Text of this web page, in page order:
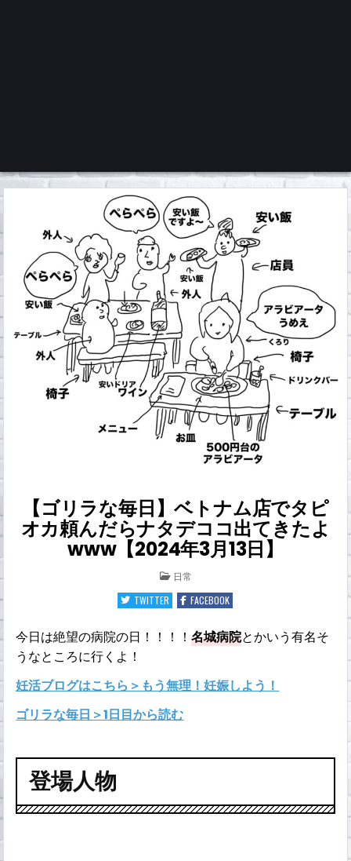
くろチャンネル
【ゴリラな毎日】ベトナム店でタピ
オカ頼んだらナタデココ出てきたよ
www【2024年3月13日】
POSTED
IN
日常
TWITTER
FACEBOOK
今日は絶望の病院の日！！！！名城病院とかいう有名そ
うなところに行くよ！
妊活ブログはこちら＞もう無理！妊娠しよう！
ゴリラな毎日＞1日目から読む
登場人物